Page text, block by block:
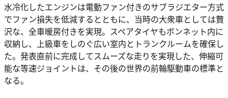
水冷化したエンジンは電動ファン付きのサブラジエター方式
でファン損失を低減するとともに、当時の大衆車としては贅
沢な、全車暖房付きを実現。スペアタイヤもボンネット内に
収納し、上級車をしのぐ広い室内とトランクルームを確保し
た。発表直前に完成してスムーズな走りを実現した、伸縮可
能な等速ジョイントは、その後の世界の前輪駆動車の標準と
なる。